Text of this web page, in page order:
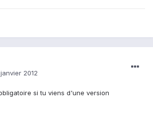
janvier 2012
si tu viens d'une version